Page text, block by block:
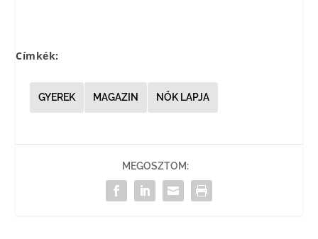
Címkék:
GYEREK MAGAZIN NŐK LAPJA
MEGOSZTOM: